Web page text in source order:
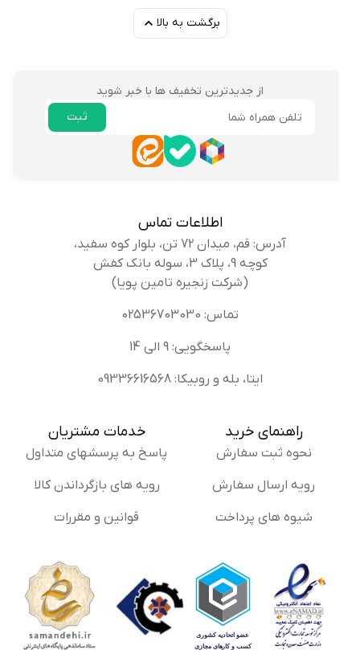
برگشت به بالا
از جدیدترین تخفیف ها با خبر شوید
اطلاعات تماس
آدرس: قم، میدان 72 تن، بلوار کوه سفید،
کوچه 9، پلاک 3، سوله بانک کفش
(شرکت زنجیره تامین پویا)
تماس: 02536703030
پاسخگویی: 9 الی 14
ایتا، بله و روبیکا: 09336616568
راهنمای خرید
نحوه ثبت سفارش
رویه ارسال سفارش
شیوه های پرداخت
خدمات مشتریان
پاسخ به پرسشهای متداول
رویه های بازگرداندن کالا
قوانین و مقررات